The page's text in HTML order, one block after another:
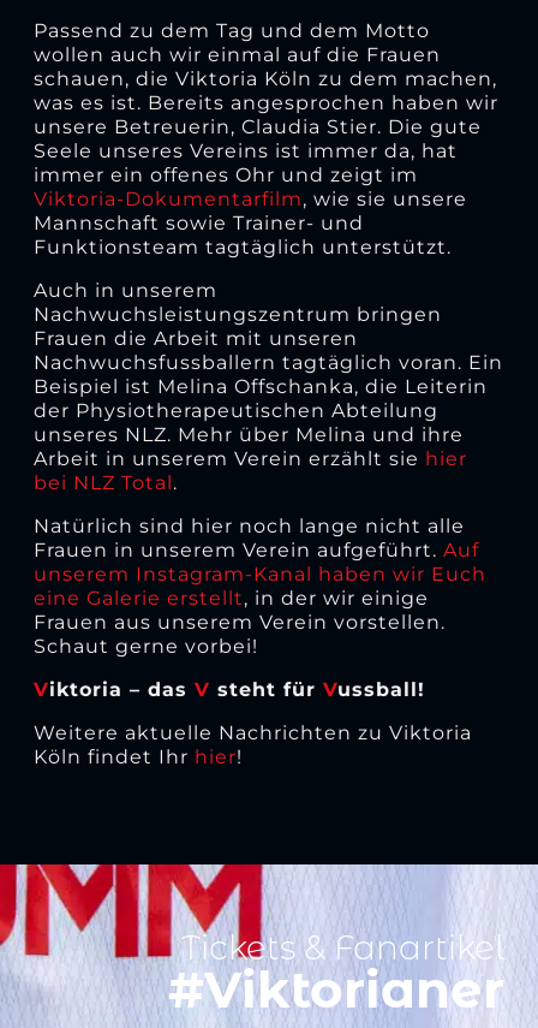
Passend zu dem Tag und dem Motto
wollen auch wir einmal auf die Frauen
schauen, die Viktoria Köln zu dem machen,
was es ist. Bereits angesprochen haben wir
unsere Betreuerin, Claudia Stier. Die gute
Seele unseres Vereins ist immer da, hat
immer ein offenes Ohr und zeigt im
Viktoria-Dokumentarfilm, wie sie unsere
Mannschaft sowie Trainer- und
Funktionsteam tagtäglich unterstützt.
Auch in unserem
Nachwuchsleistungszentrum bringen
Frauen die Arbeit mit unseren
Nachwuchsfussballern tagtäglich voran. Ein
Beispiel ist Melina Offschanka, die Leiterin
der Physiotherapeutischen Abteilung
unseres NLZ. Mehr über Melina und ihre
Arbeit in unserem Verein erzählt sie hier
bei NLZ Total.
Natürlich sind hier noch lange nicht alle
Frauen in unserem Verein aufgeführt. Auf
unserem Instagram-Kanal haben wir Euch
eine Galerie erstellt, in der wir einige
Frauen aus unserem Verein vorstellen.
Schaut gerne vorbei!
Viktoria – das V steht für Vussball!
Weitere aktuelle Nachrichten zu Viktoria
Köln findet Ihr hier!
Tickets & Fanartikel
#Viktorianer